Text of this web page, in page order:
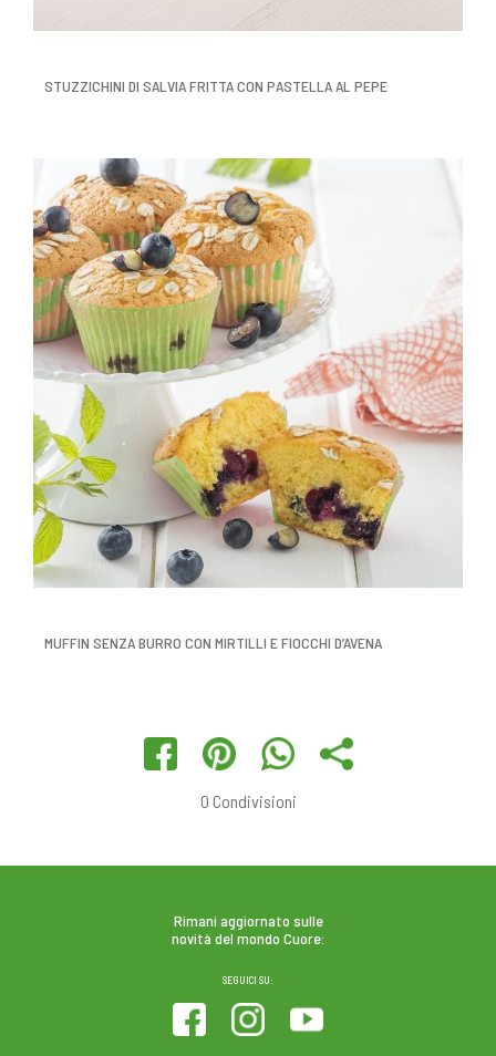
STUZZICHINI DI SALVIA FRITTA CON PASTELLA AL PEPE
MUFFIN SENZA BURRO CON MIRTILLI E FIOCCHI D’AVENA
0 Condivisioni
Rimani aggiornato sulle
novità del mondo Cuore:
SEGUICI SU: